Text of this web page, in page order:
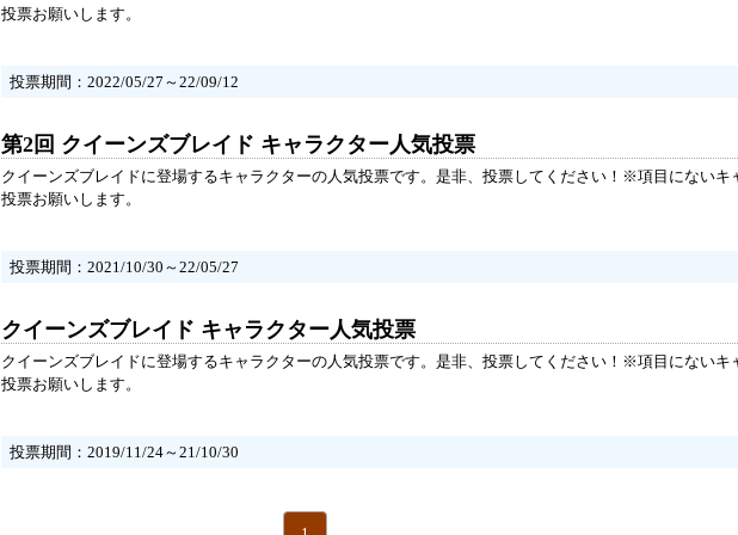
投票お願いします。
投票期間：2022/05/27～22/09/12
第2回 クイーンズブレイド キャラクター人気投票
クイーンズブレイドに登場するキャラクターの人気投票です。是非、投票してください！※項目にないキ
投票お願いします。
投票期間：2021/10/30～22/05/27
クイーンズブレイド キャラクター人気投票
クイーンズブレイドに登場するキャラクターの人気投票です。是非、投票してください！※項目にないキ
投票お願いします。
投票期間：2019/11/24～21/10/30